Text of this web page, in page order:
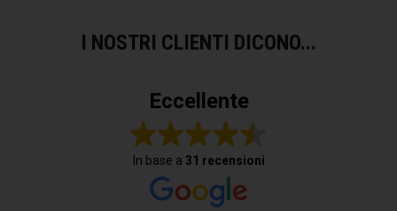
I NOSTRI CLIENTI DICONO...
Eccellente
In base a 31 recensioni